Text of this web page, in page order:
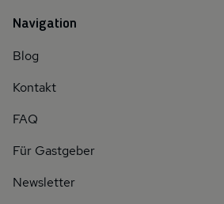
Navigation
Blog
Kontakt
FAQ
Für Gastgeber
Newsletter